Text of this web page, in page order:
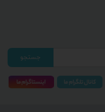
جستجو